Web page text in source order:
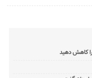
کاهش دهید